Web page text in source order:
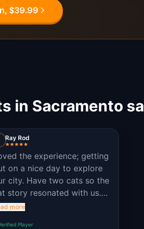
$39.99
in Sacramento
Ray Rod
the experience; getting
on a nice day to explore
city. Have two cats so the
story resonated with us.
us a chance to have
more
Player